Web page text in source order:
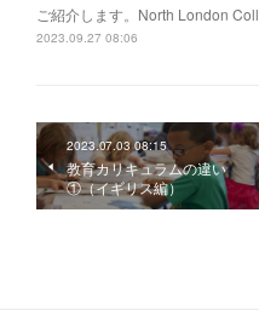
ご紹介します。North London
2023.09.27 08:06
2023.07.03 08:15
教育カリキュラムの違い
①（イギリス編）